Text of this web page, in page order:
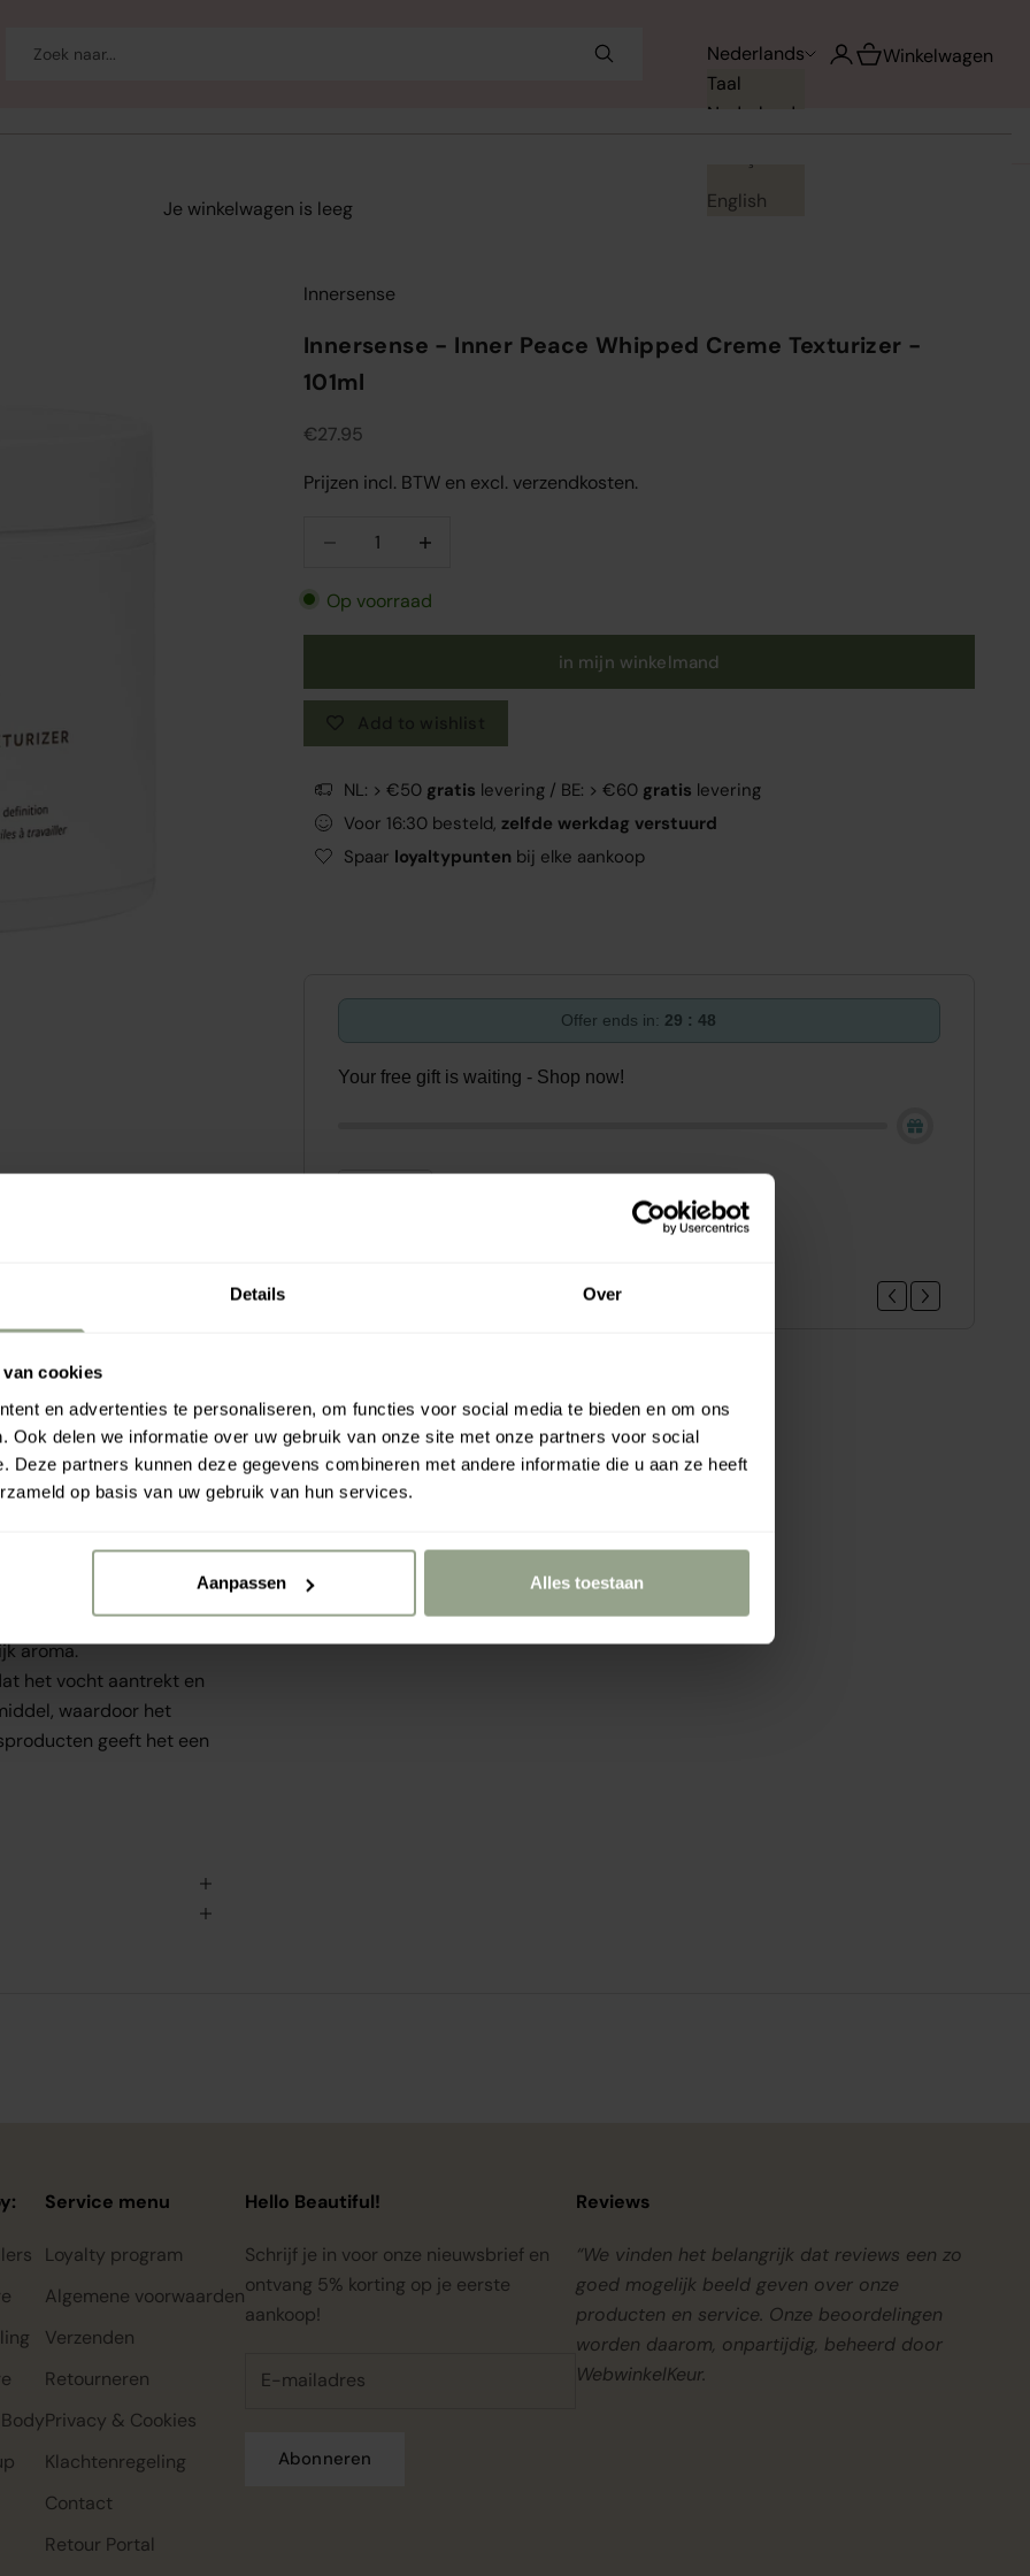
Details Over
cookies
en advertenties te personaliseren, om functies voor social media te bieden en om ons
Ook delen we informatie over uw gebruik van onze site met onze partners voor social
Deze partners kunnen deze gegevens combineren met andere informatie die u aan ze heeft
op basis van uw gebruik van hun services.
Aanpassen Alles toestaan
Nederlands
Taal
Nederlands
English
Accountpagina openen
Winkelwagen
Winkelwagen
Je winkelwagen is leeg
Innersense
Innersense - Inner Peace Whipped Creme Texturizer -
101ml
Aanbiedingsprijs
€27.95
Prijzen incl. BTW en excl. verzendkosten.
Aantal verlagen
Op voorraad
in mijn winkelmand
NL: > €50 gratis levering / BE: > €60 gratis levering
Voor 16:30 besteld, zelfde werkdag verstuurd
Spaar loyaltypunten bij elke aankoop
Offer ends in: 29 : 47
Your free gift is waiting - Shop now!
Rahua aloe vera hair gel mini, 22ml
creëren.
geformuleerd met
om textuur te
tegen vocht
middel. Het is het
Het rijke gehalte
waaronder anti-
bij angst, kalmerend,
Oranjebloesemolie
aroma.
het vocht aantrekt en
waardoor het
geeft het een
Body
Service menu
Loyalty program
Algemene voorwaarden
Verzenden
Retourneren
Privacy & Cookies
Klachtenregeling
Contact
Retour Portal
Hello Beautiful!
Schrijf je in voor onze nieuwsbrief en
ontvang 5% korting op je eerste
aankoop!
Abonneren
Reviews
“We vinden het belangrijk dat reviews een zo
goed mogelijk beeld geven over onze
producten en service. Onze beoordelingen
worden daarom, onpartijdig, beheerd door
WebwinkelKeur.
Rahua classic conditioner mini,
€0.00
€7.95
Rahua classic shampoo mini,
€0.00
€7.95
Rahua color full shampoo mini,
€0.00
€7.95